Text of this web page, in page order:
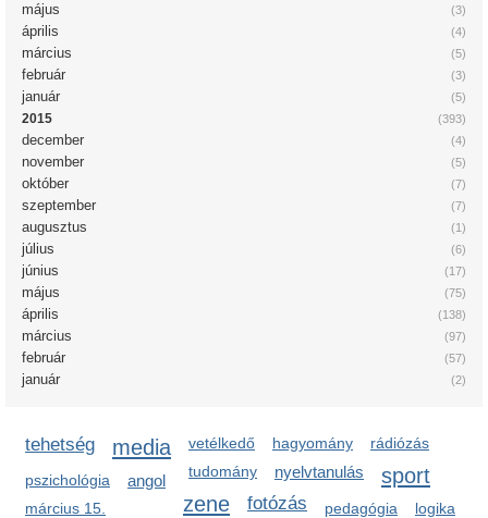
(3)
május
(4)
április
(5)
március
(3)
február
(5)
január
(393)
2015
(4)
december
(5)
november
(7)
október
(7)
szeptember
(1)
augusztus
(6)
július
(17)
június
(75)
május
(138)
április
(97)
március
(57)
február
(2)
január
tehetség media vetélkedő hagyomány
rádiózás
tudomány
nyelvtanulás
pszichológia sport
angol
zene fotózás
március 15. pedagógia
logika